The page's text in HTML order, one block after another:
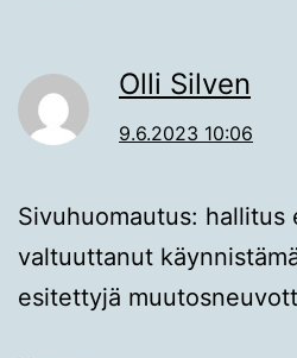
Olli Silven
9.6.2023 10:06
Sivuhuomautus: hallitus
valtuuttanut
esitettyjä